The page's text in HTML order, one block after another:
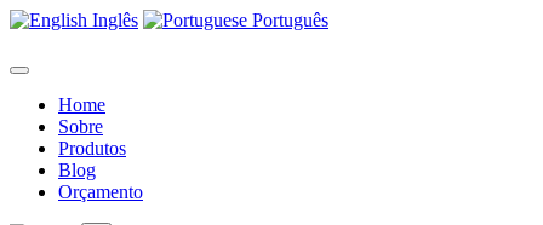
Inglês Português
Home
Sobre
Produtos
Blog
Orçamento